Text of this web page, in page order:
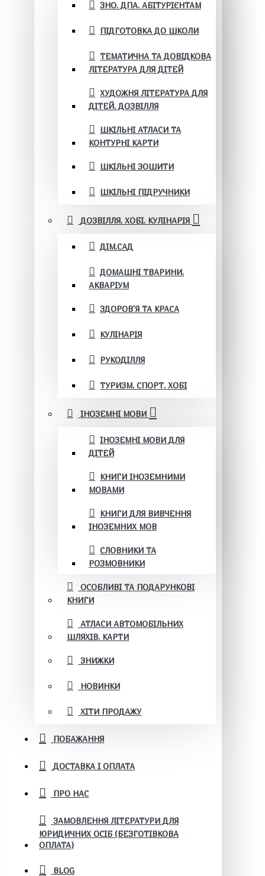
ЗНО. ДПА. АБІТУРІЄНТАМ
ПІДГОТОВКА ДО ШКОЛИ
ТЕМАТИЧНА ТА ДОВІДКОВА
ЛІТЕРАТУРА ДЛЯ ДІТЕЙ
ХУДОЖНЯ ЛІТЕРАТУРА ДЛЯ
ДІТЕЙ. ДОЗВІЛЛЯ
ШКІЛЬНІ АТЛАСИ ТА
КОНТУРНІ КАРТИ
ШКІЛЬНІ ЗОШИТИ
ШКІЛЬНІ ПІДРУЧНИКИ
ДОЗВІЛЛЯ. ХОБІ. КУЛІНАРІЯ
ДІМ.САД
ДОМАШНІ ТВАРИНИ.
АКВАРІУМ
ЗДОРОВ'Я ТА КРАСА
КУЛІНАРІЯ
РУКОДІЛЛЯ
ТУРИЗМ. СПОРТ. ХОБІ
ІНОЗЕМНІ МОВИ
ІНОЗЕМНІ МОВИ ДЛЯ
ДІТЕЙ
КНИГИ ІНОЗЕМНИМИ
МОВАМИ
КНИГИ ДЛЯ ВИВЧЕННЯ
ІНОЗЕМНИХ МОВ
СЛОВНИКИ ТА
РОЗМОВНИКИ
ОСОБЛИВІ ТА ПОДАРУНКОВІ
КНИГИ
АТЛАСИ АВТОМОБІЛЬНИХ
ШЛЯХІВ. КАРТИ
ЗНИЖКИ
НОВИНКИ
ХІТИ ПРОДАЖУ
ПОБАЖАННЯ
ДОСТАВКА І ОПЛАТА
ПРО НАС
ЗАМОВЛЕННЯ ЛІТЕРАТУРИ ДЛЯ
ЮРИДИЧНИХ ОСІБ (БЕЗГОТІВКОВА
ОПЛАТА)
BLOG